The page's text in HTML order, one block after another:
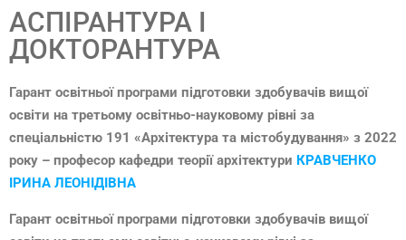
АСПІРАНТУРА І
ДОКТОРАНТУРА
Гарант освітньоїпрограми підготовки здобувачів вищої
освіти на третьому освітньо-науковому рівні за
спеціальністю 191 «Архітектура та містобудування» з 2022
року – професор кафедри теорії архітектури КРАВЧЕНКО
ІРИНА ЛЕОНІДІВНА
Гарант освітньоїпрограми підготовки здобувачів вищої